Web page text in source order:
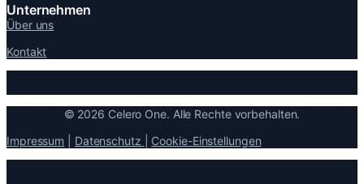
Unternehmen
Über uns
Kontakt
© 2026 Celero One. Alle Rechte vorbehalten.
Impressum
Datenschutz Cookie-Einstellungen